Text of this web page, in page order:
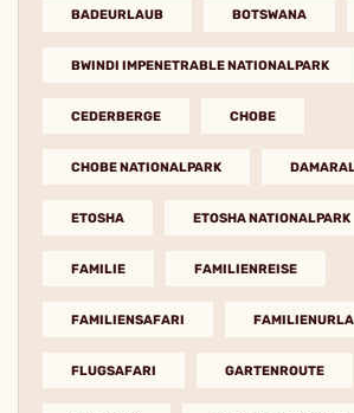
BADEURLAUB BOTSWANA
BWINDI IMPENETRABLE NATIONALPARK
CEDERBERGE CHOBE
CHOBE NATIONALPARK
ETOSHA ETOSHA NATIONALPARK
FAMILIE FAMILIENREISE
FAMILIENSAFARI
FLUGSAFARI GARTENROUTE